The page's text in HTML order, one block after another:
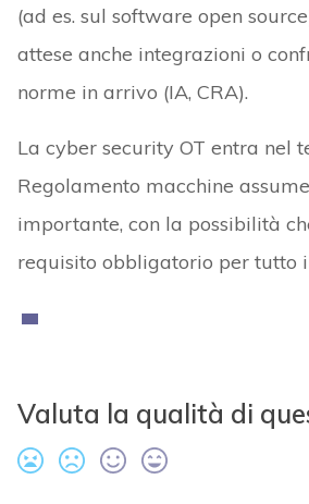
(ad es. sul software open
attese anche integrazioni o
norme in arrivo (IA, CRA).
La cyber security OT entra nel
Regolamento macchine
importante, con la possibilità
requisito obbligatorio per tutto
Valuta la qualità di